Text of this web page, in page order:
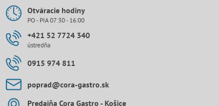
Otváracie hodiny
PO - PIA 07:30 - 16:00
+421 52 7724 340
ústredňa
0915 974 811
poprad​@cora-gastro​.sk
Predajňa Cora Gastro - Košice